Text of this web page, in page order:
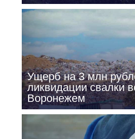
Ущерб на 3 млн
ликвидации свалки
Воронежем